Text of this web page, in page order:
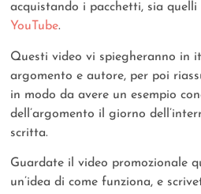
acquistando i pacchetti, sia quelli
YouTube.
Questi video vi spiegheranno in
argomento e autore, per poi
in modo da avere un esempio
dell’argomento il giorno
scritta.
Guardate il video promozionale
un’idea di come funziona, e